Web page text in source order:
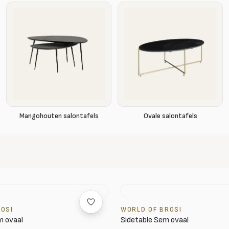
Mangohouten salontafels Ovale salontafels
ovaal
WORLD OF BROSI
Sidetable Sem ovaal